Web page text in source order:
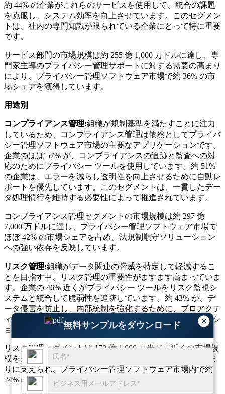
×
無料サンプルをダウンロード
約 44% の企業がこれらのサービスを使用して、統合の課題
を克服し、システム効率を向上させています。このセグメン
トは、社内の専門知識が限られている企業にとって特に重要
です。
サービス部門の市場規模は約 255 億 1,000 万ドルに達し、専
門家主導のプライバシー管理サポートに対する需要の高まり
により、プライバシー管理ソフトウェア市場で約 36% の市
場シェアを獲得しています。
用途別
コンプライアンス管理:組織が規制基準を満たすことに注力
しているため、コンプライアンス管理は依然としてプライバ
シー管理ソフトウェア市場の主要なアプリケーションです。
企業のほぼ 57% が、コンプライアンスの追跡と監査への対
応のためにプライバシー ツールを使用しています。約 51%
の企業は、エラーを減らし透明性を向上させるために自動レ
ポートを優先しています。このセグメントは、一貫したデー
タ処理慣行を維持する必要性によって推進されています。
コンプライアンス管理セグメントの市場規模は約 297 億
7,000 万ドルに達し、プライバシー管理ソフトウェア市場で
ほぼ 42% の市場シェアを占め、法規制順守ソリューション
への強い依存を反映しています。
リスク管理:組織がデータ関連の脅威を特定して軽減するこ
とを目指す中、リスク管理の重要性がますます高まっていま
す。企業の 46% 近くがプライバシー ツールをリスク監視シ
ステムと統合して脆弱性を追跡しています。約 43% が、デ
ータ侵害を防止し、内部統制を強化するために、プロアクテ
ィブなリスク評価に重点を置いています。このアプリケーシ
ョンは、長期的なデータ保護戦略をサポートします。
リスク管理セグメントは 170 億 1,000 万米ドル近くの市場規
模を占め、データ セキュリティ リスクに対する意識の高ま
りに支えられ、プライバシー管理ソフトウェア市場内で約
24% の市場シェアを占めています。